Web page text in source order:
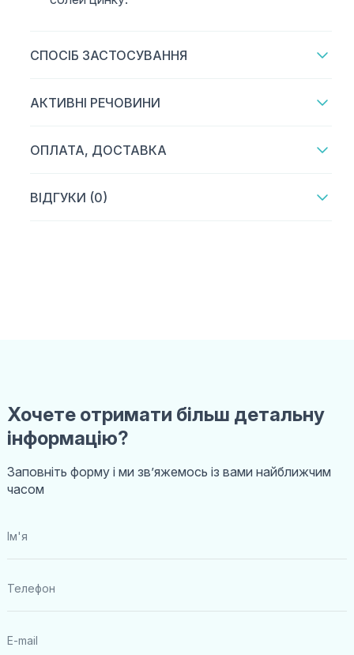
СПОСІБ ЗАСТОСУВАННЯ
АКТИВНІ РЕЧОВИНИ
ОПЛАТА, ДОСТАВКА
ВІДГУКИ (0)
Хочете отримати більш детальну
інформацію?
Заповніть форму і ми звʼяжемось із вами найближчим
часом